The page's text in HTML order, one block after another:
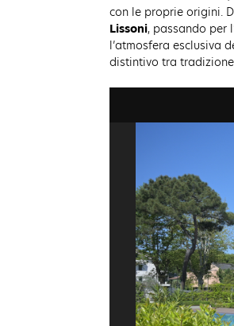
con le proprie origini.
Lissoni, passando per
l’atmosfera esclusiva
distintivo tra